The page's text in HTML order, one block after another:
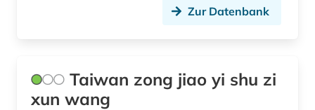
Zur Datenbank
Taiwan zong jiao yi shu zi
xun wang